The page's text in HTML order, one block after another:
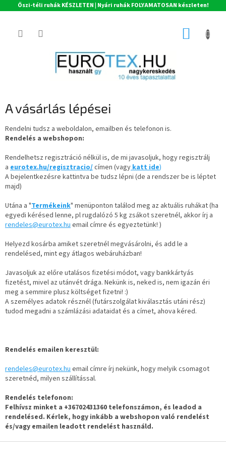
Őszi-téli ruhák KÉSZLETEN | Nyári ruhák FOLYAMATOSAN készleten!
KOSÁR
A vásárlás lépései
Rendelni tudsz a weboldalon, emailben és telefonon is.
Rendelés a webshopon:
Rendelhetsz regisztráció nélkül is, de mi javasoljuk, hogy regisztrálj
a eurotex.hu/regisztracio/címen (vagy katt ide)
A bejelentkezésre kattintva be tudsz lépni (de a rendszer be is léptet
majd)
Utána a "Termékeink" menüponton találod meg az aktuális ruhákat (ha
egyedi kérésed lenne, pl rugdalózó 5 kg zsákot szeretnél, akkor írj a
rendeles@eurotex.hu email címre és egyeztetünk! )
Helyezd kosárba amiket szeretnél megvásárolni, és add le a
rendelésed, mint egy átlagos webáruházban!
Javasoljuk az előre utalásos fizetési módot, vagy bankkártyás
fizetést, mivel az utánvét drága. Nekünk is, neked is, nem igazán éri
meg a semmire plusz költséget fizetni! :)
A személyes adatok résznél (futárszolgálat kiválasztás utáni rész)
tudod megadni a számlázási adataidat és a címet, ahova kéred.
Rendelés emailen keresztül:
rendeles@eurotex.hu email címre írj nekünk, hogy melyik csomagot
szeretnéd, milyen szállítással.
Rendelés telefonon:
Felhívsz minket a +36702431360 telefonszámon, és leadod a
rendelésed. Kérlek, hogy inkább a webshopon való rendelést
és/vagy emailen leadott rendelést használd.